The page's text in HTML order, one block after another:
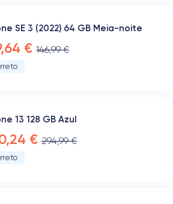
SE 3 (2022) 64 GB Meia-noite
€ 146,99 €
13 128 GB Azul
€ 294,99 €